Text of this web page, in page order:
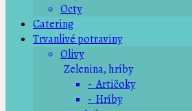
Octy
Catering
Trvanlivé potraviny
Olivy
Zelenina, hríby
- Artičoky
- Hríby